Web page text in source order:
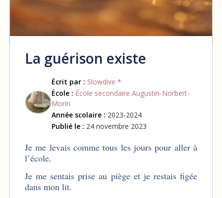
La guérison existe
Écrit par : Slowdive *
École : École secondaire Augustin-Norbert-
Morin
Année scolaire : 2023-2024
Publié le : 24 novembre 2023
Je me levais comme tous les jours pour aller à
l’école.
Je me sentais prise au piège et je restais figée
dans mon lit.